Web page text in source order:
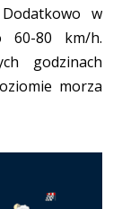
w
60-80 km/h.
godzinach
morza